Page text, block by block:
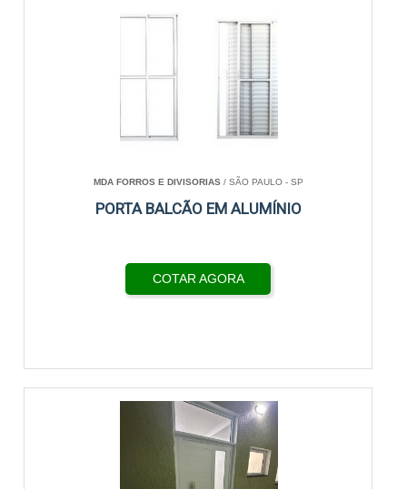
MDA FORROS E DIVISORIAS/ SÃO PAULO - SP
PORTA BALCÃO EM ALUMÍNIO
COTAR AGORA